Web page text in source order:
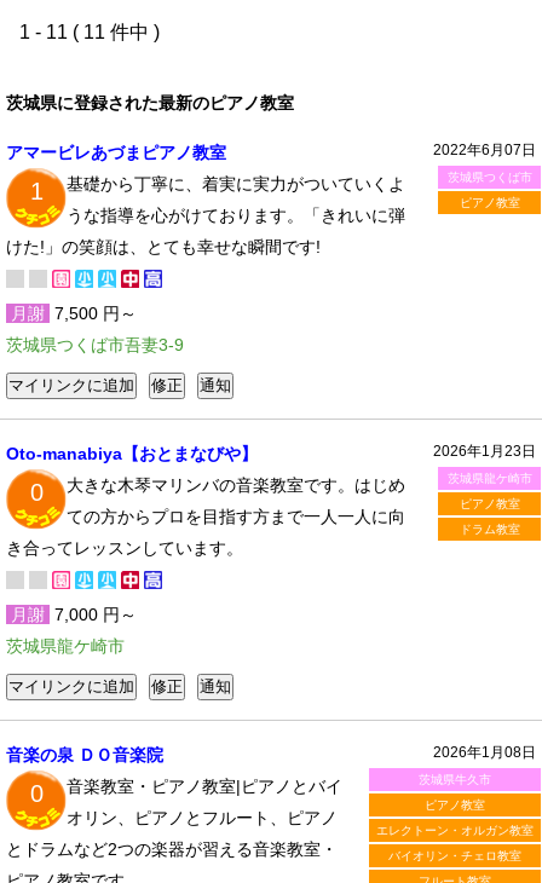
1 - 11 ( 11 件中 )
茨城県に登録された最新のピアノ教室
2022年6月07日
茨城県つくば市
ピアノ教室
アマービレあづまピアノ教室
1
基礎から丁寧に、着実に実力がついていくよ
うな指導を心がけております。「きれいに弾
けた!」の笑顔は、とても幸せな瞬間です!
月謝 7,500 円～
茨城県つくば市吾妻3-9
2026年1月23日
茨城県龍ケ崎市
ピアノ教室
ドラム教室
Oto-manabiya【おとまなびや】
0
大きな木琴マリンバの音楽教室です。はじめ
ての方からプロを目指す方まで一人一人に向
き合ってレッスンしています。
月謝 7,000 円～
茨城県龍ケ崎市
2026年1月08日
茨城県牛久市
ピアノ教室
エレクトーン・オルガン教室
バイオリン・チェロ教室
音楽の泉 ＤＯ音楽院
0
音楽教室・ピアノ教室|ピアノとバイ
オリン、ピアノとフルート、ピアノ
とドラムなど2つの楽器が習える音楽教室・